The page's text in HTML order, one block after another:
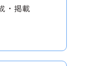
・掲載